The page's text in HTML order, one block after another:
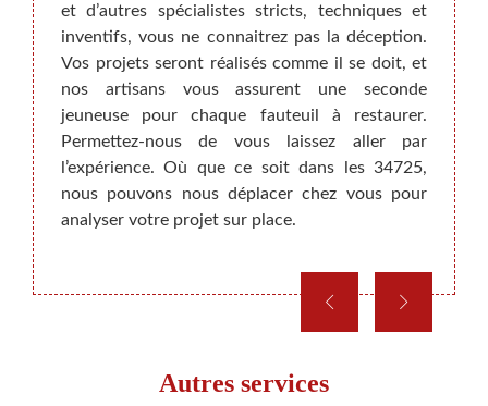
de
en
qui
nos
et d’autres spécialistes stricts, techniques et
inventifs, vous ne connaitrez pas la déception.
Vos projets seront réalisés comme il se doit, et
nos artisans vous assurent une seconde
jeuneuse pour chaque fauteuil à restaurer.
Permettez-nous de vous laissez aller par
l’expérience. Où que ce soit dans les 34725,
nous pouvons nous déplacer chez vous pour
analyser votre projet sur place.
à
est
Autres services